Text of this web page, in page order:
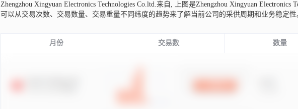
Zhengzhou Xingyuan Electronics Technologies Co.ltd.来自,
上图是Zhengzhou Xingyuan
可以从交易次数、交易数量、交易重量不同纬度的趋势来了解当前公司的采供周期和业务稳定性
月份 交易数 数量